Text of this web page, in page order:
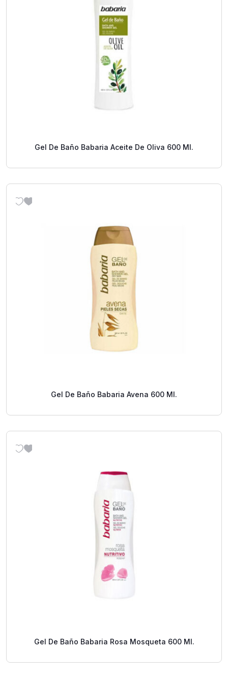
Gel De Baño Babaria Aceite De Oliva 600 Ml.
Gel De Baño Babaria Avena 600 Ml.
Gel De Baño Babaria Rosa Mosqueta 600 Ml.